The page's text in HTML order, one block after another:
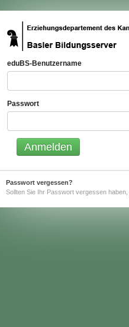
eduBS-Benutzername
Passwort
Passwort vergessen?
Sollten Sie Ihr Passwort vergessen haben,